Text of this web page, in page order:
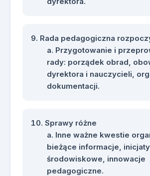
Rada pedagogiczna
Przygotowanie i
rady: porządek obrad,
dyrektora i nauczycieli,
dokumentacji.
Sprawy różne
Inne ważne kwestie
bieżące informacje,
środowiskowe, innowacje
pedagogiczne.